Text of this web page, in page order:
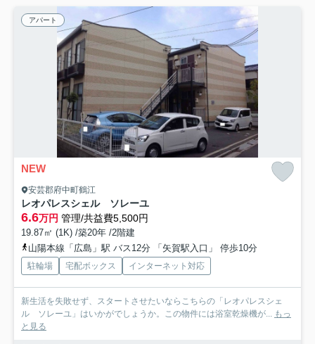
アパート
NEW
安芸郡府中町鶴江
レオパレスシェル ソレーユ
6.6万円 管理/共益費5,500円
19.87㎡ (1K) /築20年 /2階建
山陽本線「広島」駅 バス12分 「矢賀駅入口」 停歩10分
駐輪場 宅配ボックス インターネット対応
新生活を失敗せず、スタートさせたいならこちらの「レオパレスシェ
ル ソレーユ」はいかがでしょうか。この物件には浴室乾燥機が... もっ
と見る